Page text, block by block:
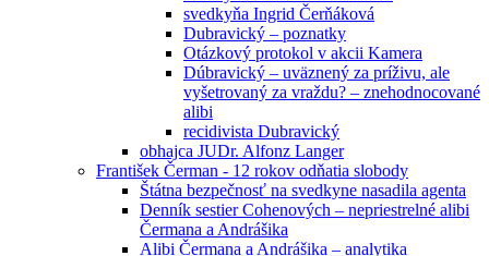
svedkyňa Ingrid Čerňáková
Dubravický – poznatky
Otázkový protokol v akcii Kamera
Dúbravický – uväznený za príživu, ale
vyšetrovaný za vraždu? – znehodnocované
alibi
recidivista Dubravický
obhajca JUDr. Alfonz Langer
František Čerman - 12 rokov odňatia slobody
Štátna bezpečnosť na svedkyne nasadila agenta
Denník sestier Cohenových – nepriestrelné alibi
Čermana a Andrášika
Alibi Čermana a Andrášika – analytika